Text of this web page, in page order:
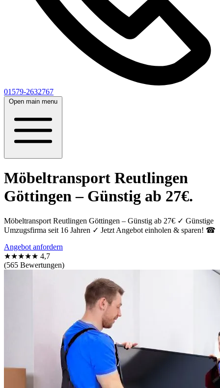
01579-2632767
Open main menu
Möbeltransport Reutlingen
Göttingen – Günstig ab 27€.
Möbeltransport Reutlingen Göttingen – Günstig ab 27€ ✓ Günstige
Umzugsfirma seit 16 Jahren ✓ Jetzt Angebot einholen & sparen! ☎
Angebot anfordern
★★★★★ 4,7
(565 Bewertungen)